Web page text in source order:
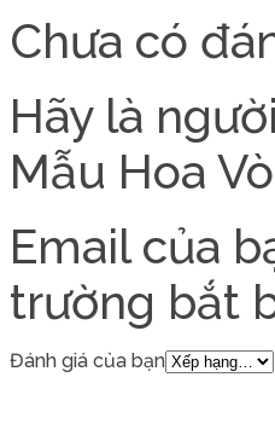
Chưa có
Hãy là
Mẫu Hoa
Email của
trường bắt
Đánh giá của bạn